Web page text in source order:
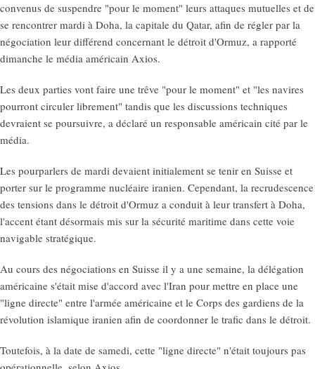
convenus de suspendre "pour le moment" leurs attaques mutuelles et de
se rencontrer mardi à Doha, la capitale du Qatar, afin de régler par la
négociation leur différend concernant le détroit d'Ormuz, a rapporté
dimanche le média américain Axios.
Les deux parties vont faire une trêve "pour le moment" et "les navires
pourront circuler librement" tandis que les discussions techniques
devraient se poursuivre, a déclaré un responsable américain cité par le
média.
Les pourparlers de mardi devaient initialement se tenir en Suisse et
porter sur le programme nucléaire iranien. Cependant, la recrudescence
des tensions dans le détroit d'Ormuz a conduit à leur transfert à Doha,
l'accent étant désormais mis sur la sécurité maritime dans cette voie
navigable stratégique.
Au cours des négociations en Suisse il y a une semaine, la délégation
américaine s'était mise d'accord avec l'Iran pour mettre en place une
"ligne directe" entre l'armée américaine et le Corps des gardiens de la
révolution islamique iranien afin de coordonner le trafic dans le détroit.
Toutefois, à la date de samedi, cette "ligne directe" n'était toujours pas